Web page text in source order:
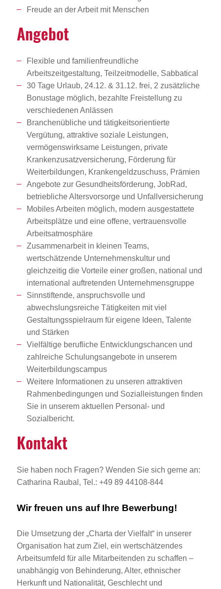
Freude an der Arbeit mit Menschen
Angebot
Flexible und familienfreundliche
Arbeitszeitgestaltung, Teilzeitmodelle, Sabbatical
30 Tage Urlaub, 24.12. & 31.12. frei, 2 zusätzliche
Bonustage möglich, bezahlte Freistellung zu
verschiedenen Anlässen
Branchenübliche und tätigkeitsorientierte
Vergütung, attraktive soziale Leistungen,
vermögenswirksame Leistungen, private
Krankenzusatzversicherung, Förderung für
Weiterbildungen, Krankengeldzuschuss, Prämien
Angebote zur Gesundheitsförderung, JobRad,
betriebliche Altersvorsorge und Unfallversicherung
Mobiles Arbeiten möglich, modern ausgestattete
Arbeitsplätze und eine offene, vertrauensvolle
Arbeitsatmosphäre
Zusammenarbeit in kleinen Teams,
wertschätzende Unternehmenskultur und
gleichzeitig die Vorteile einer großen, national und
international auftretenden Unternehmensgruppe
Sinnstiftende, anspruchsvolle und
abwechslungsreiche Tätigkeiten mit viel
Gestaltungsspielraum für eigene Ideen, Talente
und Stärken
Vielfältige berufliche Entwicklungschancen und
zahlreiche Schulungsangebote in unserem
Weiterbildungscampus
Weitere Informationen zu unseren attraktiven
Rahmenbedingungen und Sozialleistungen finden
Sie in unserem aktuellen Personal- und
Sozialbericht.
Kontakt
Sie haben noch Fragen? Wenden Sie sich gerne an:
Catharina Raubal, Tel.: +49 89 44108-844
Wir freuen uns auf Ihre Bewerbung!
Die Umsetzung der „Charta der Vielfalt“ in unserer
Organisation hat zum Ziel, ein wertschätzendes
Arbeitsumfeld für alle Mitarbeitenden zu schaffen –
unabhängig von Behinderung, Alter, ethnischer
Herkunft und Nationalität, Geschlecht und